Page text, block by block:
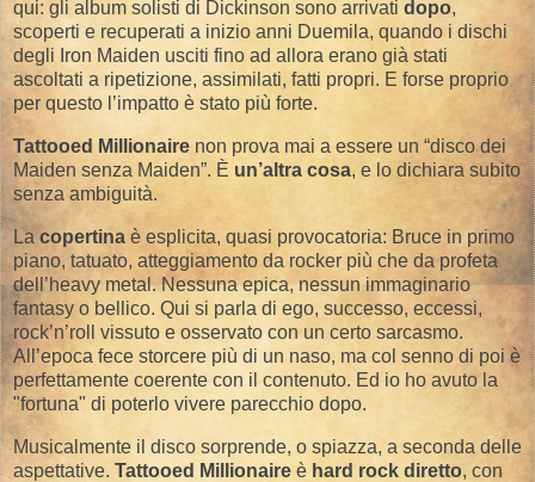
qui: gli album solisti di Dickinson sono arrivati dopo,
scoperti e recuperati a inizio anni Duemila, quando i dischi
degli Iron Maiden usciti fino ad allora erano già stati
ascoltati a ripetizione, assimilati, fatti propri. E forse proprio
per questo l’impatto è stato più forte.
Tattooed Millionaire non prova mai a essere un “disco dei
Maiden senza Maiden”. È un’altra cosa, e lo dichiara subito
senza ambiguità.
Lacopertina è esplicita, quasi provocatoria: Bruce in primo
piano, tatuato, atteggiamento da rocker più che da profeta
dell’heavy metal. Nessuna epica, nessun immaginario
fantasy o bellico. Qui si parla di ego, successo, eccessi,
rock’n’roll vissuto e osservato con un certo sarcasmo.
All’epoca fece storcere più di un naso, ma col senno di poi è
perfettamente coerente con il contenuto. Ed io ho avuto la
"fortuna" di poterlo vivere parecchio dopo.
Musicalmente il disco sorprende, o spiazza, a seconda delle
aspettative. Tattooed Millionaireè hard rock diretto, con